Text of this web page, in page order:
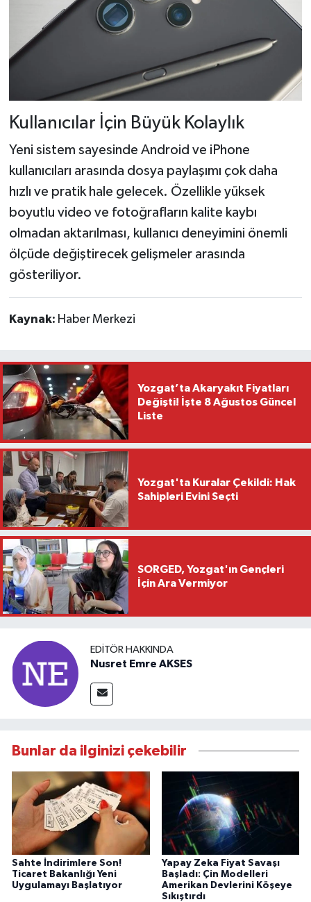
Kullanıcılar İçin Büyük Kolaylık
Yeni sistem sayesinde Android ve iPhone
kullanıcıları arasında dosya paylaşımı çok daha
hızlı ve pratik hale gelecek. Özellikle yüksek
boyutlu video ve fotoğrafların kalite kaybı
olmadan aktarılması, kullanıcı deneyimini önemli
ölçüde değiştirecek gelişmeler arasında
gösteriliyor.
Kaynak: Haber Merkezi
Yozgat’ta Akaryakıt Fiyatları
Değişti! İşte 8 Ağustos Güncel
Liste
Yozgat'ta Kuralar Çekildi: Hak
Sahipleri Evini Seçti
SORGED, Yozgat'ın Gençleri
İçin Ara Vermiyor
EDITÖR HAKKINDA
Nusret Emre AKSES
Bunlar da ilginizi çekebilir
Sahte İndirimlere Son!
Ticaret Bakanlığı Yeni
Uygulamayı Başlatıyor
Yapay Zeka Fiyat Savaşı
Başladı: Çin Modelleri
Amerikan Devlerini Köşeye
Sıkıştırdı